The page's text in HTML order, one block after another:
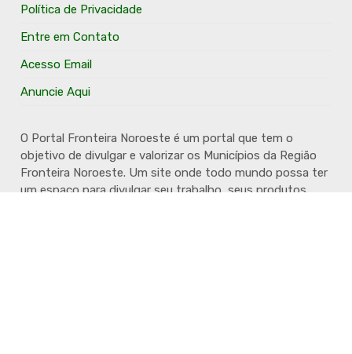
Política de Privacidade
Entre em Contato
Acesso Email
Anuncie Aqui
O Portal Fronteira Noroeste é um portal que tem o
objetivo de divulgar e valorizar os Municípios da Região
Fronteira Noroeste. Um site onde todo mundo possa ter
um espaço para divulgar seu trabalho, seus produtos,